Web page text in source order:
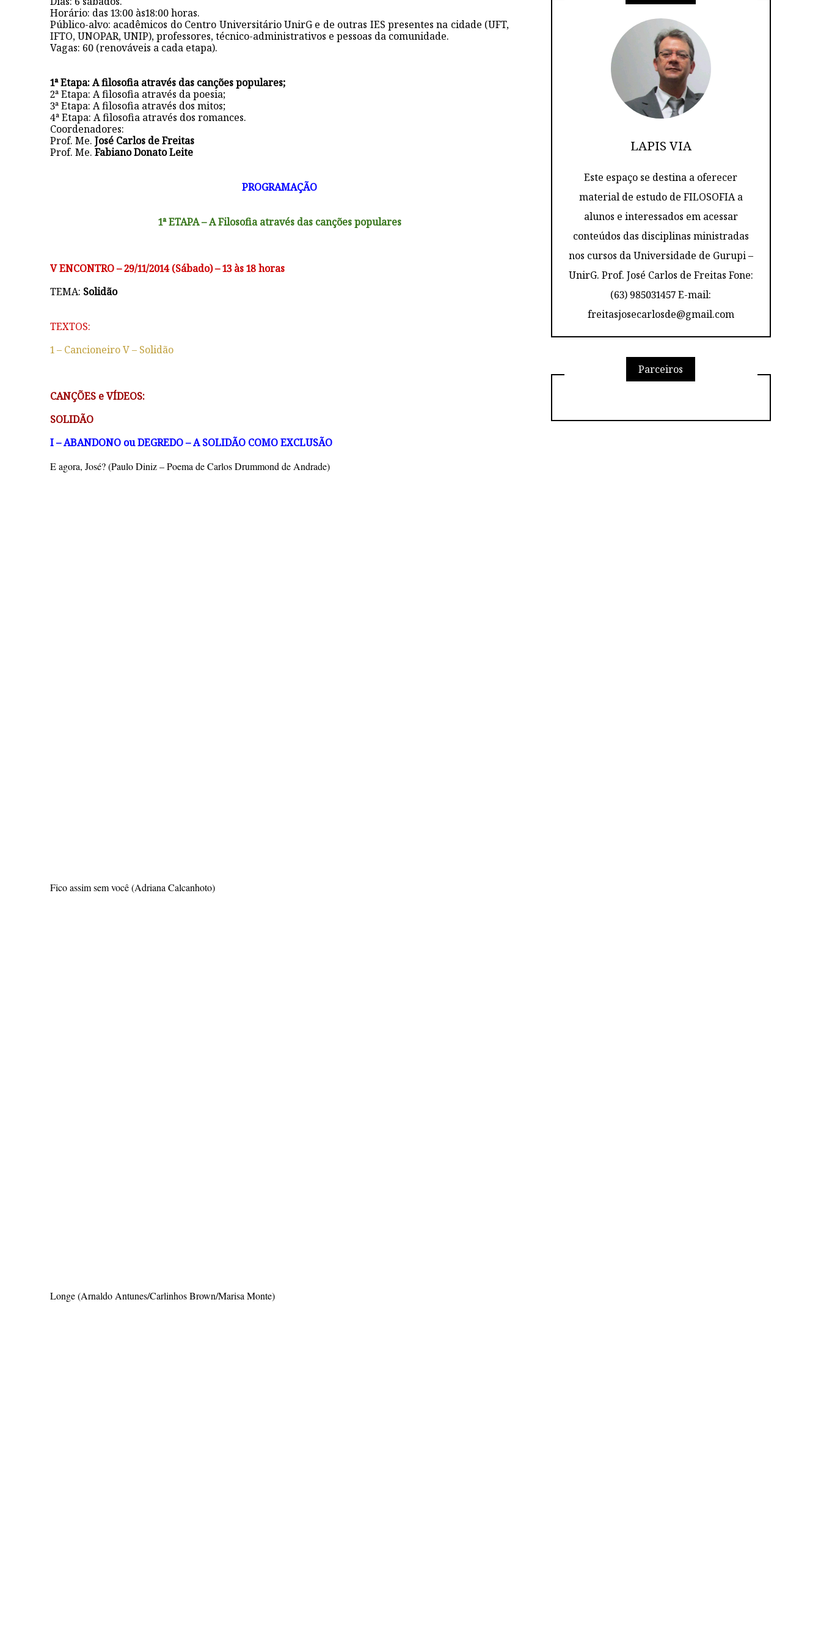
Horário: das 13:00 às18:00 horas.
Público-alvo: acadêmicos do Centro Universitário UnirG e de outras IES presentes na cidade (UFT,
IFTO, UNOPAR, UNIP), professores, técnico-administrativos e pessoas da comunidade.
Vagas: 60 (renováveis a cada etapa).
1ª Etapa: A filosofia através das canções populares;
2ª Etapa: A filosofia através da poesia;
3ª Etapa: A filosofia através dos mitos;
4ª Etapa: A filosofia através dos romances.
Coordenadores:
Prof. Me. José Carlos de Freitas
Prof. Me. Fabiano Donato Leite
PROGRAMAÇÃO
1ª ETAPA – A Filosofia através das canções populares
V ENCONTRO – 29/11/2014 (Sábado) – 13 às 18 horas
TEMA: Solidão
TEXTOS:
1 – Cancioneiro V – Solidão
CANÇÕES e VÍDEOS:
SOLIDÃO
I – ABANDONO ou DEGREDO – A SOLIDÃO COMO EXCLUSÃO
E agora, José? (Paulo Diniz – Poema de Carlos Drummond de Andrade)
Fico assim sem você (Adriana Calcanhoto)
Longe (Arnaldo Antunes/Carlinhos Brown/Marisa Monte)
LAPIS VIA
Este espaço se destina a oferecer
material de estudo de FILOSOFIA a
alunos e interessados em acessar
conteúdos das disciplinas ministradas
nos cursos da Universidade de Gurupi –
UnirG. Prof. José Carlos de Freitas Fone:
(63) 985031457 E-mail:
freitasjosecarlosde@gmail.com
Parceiros